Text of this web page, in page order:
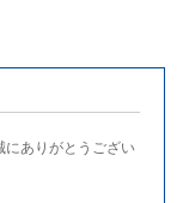
にありがとうござい